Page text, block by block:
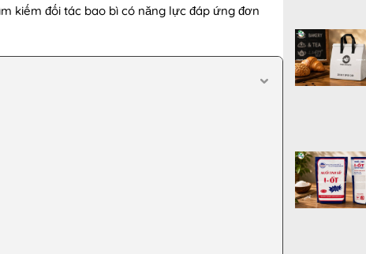
kiếm đối tác bao bì có năng lực đáp ứng đơn